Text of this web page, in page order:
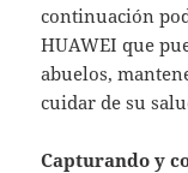
continuación
HUAWEI que
abuelos,
cuidar de su
Capturando y